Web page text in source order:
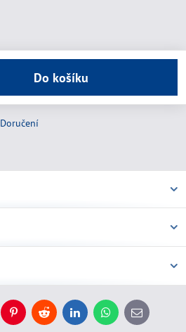
Do košíku
Doručení
PinterestReddit LinkedInWhatsApp
E-
mail